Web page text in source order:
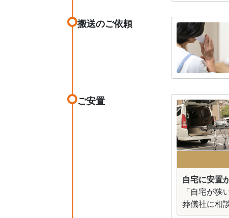
搬送のご依頼
ご安置
自宅に安置
「自宅が
葬儀社に相